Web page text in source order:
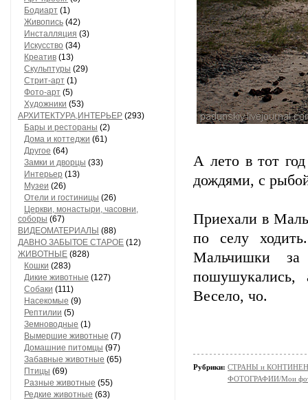
Бодиарт (1)
Живопись (42)
Инсталляция (3)
Искусство (34)
Креатив (13)
Скульптуры (29)
Стрит-арт (1)
Фото-арт (5)
Художники (53)
АРХИТЕКТУРА,ИНТЕРЬЕР (293)
Бары и рестораны (2)
Дома и коттеджи (61)
Другое (64)
Замки и дворцы (33)
Интерьер (13)
Музеи (26)
Отели и гостиницы (26)
Церкви, монастыри, часовни,
соборы (67)
ВИДЕОМАТЕРИАЛЫ (88)
ДАВНО ЗАБЫТОЕ СТАРОЕ (12)
ЖИВОТНЫЕ (828)
Кошки (283)
Дикие животные (127)
Собаки (111)
Насекомые (9)
Рептилии (5)
Земноводные (1)
Вымершие животные (7)
Домашние питомцы (97)
Забавные животные (65)
Птицы (69)
Разные животные (55)
Редкие животные (63)
А лето в тот
дождями, с
Приехали в
по селу
Мальчишки за
пошушукались,
Весело, чо.
Рубрики: СТРАНЫ и
ФОТОГРАФИИ/Мои